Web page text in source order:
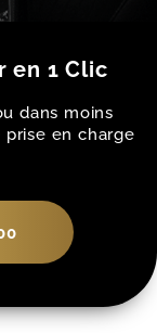
en 1 Clic
dans moins
prise en charge